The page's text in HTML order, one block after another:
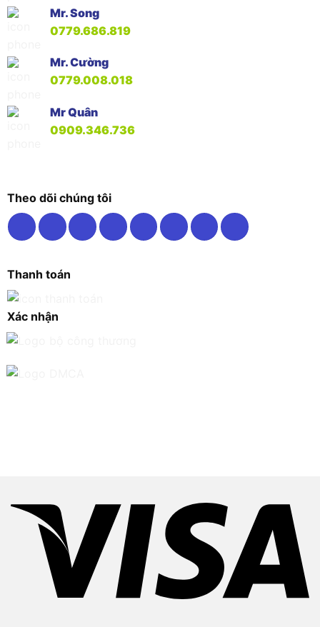
Mr. Song
0779.686.819
Mr. Cường
0779.008.018
Mr Quân
0909.346.736
Theo dõi chúng tôi
Thanh toán
Xác nhận